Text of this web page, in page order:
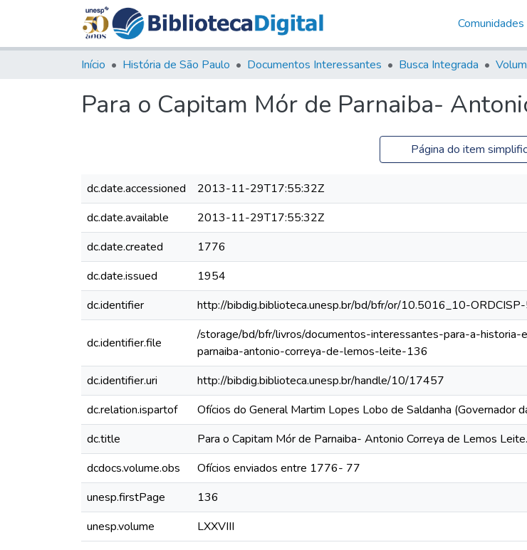
Início História de São Paulo Documentos Interessantes Busca Integrada
Para o Capitam Mór de Parnaiba-
Página do item
dc.date.accessioned
2013-11-29T17:55:32Z
dc.date.available
2013-11-29T17:55:32Z
dc.date.created
1776
dc.date.issued
1954
dc.identifier
http://bibdig.biblioteca.unesp.br/bd/bfr/or/10.5016_10-
dc.identifier.file
/storage/bd/bfr/livros/documentos-interessantes-para-a-
parnaiba-antonio-correya-de-lemos-leite-136
dc.identifier.uri
http://bibdig.biblioteca.unesp.br/handle/10/17457
dc.relation.ispartof
Ofícios do General Martim Lopes Lobo de Saldanha (Governador
dc.title
Para o Capitam Mór de Parnaiba- Antonio Correya de Lemos Leite.
dcdocs.volume.obs
Ofícios enviados entre 1776- 77
unesp.firstPage
136
unesp.volume
LXXVIII